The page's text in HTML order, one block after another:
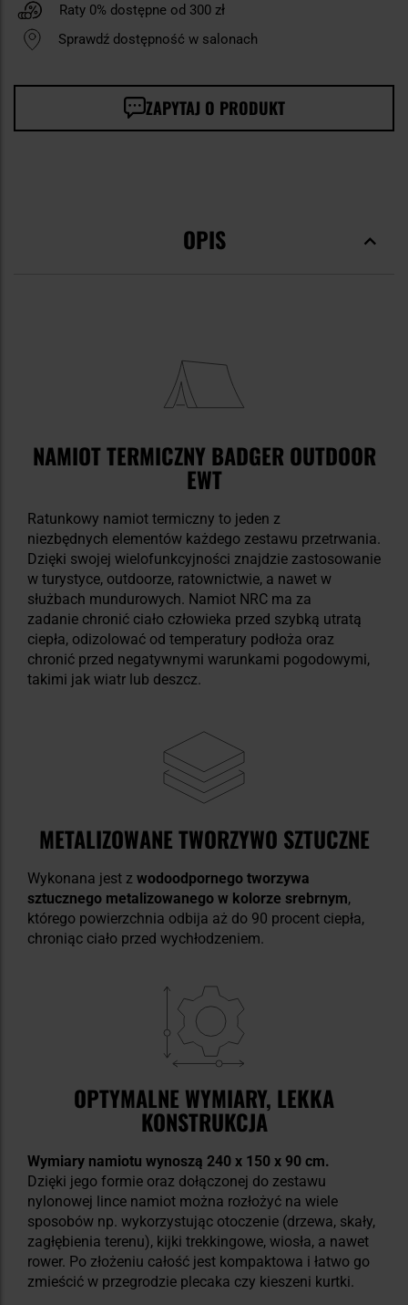
Raty 0% dostępne od 300 zł
Sprawdź dostępność w salonach
ZAPYTAJ O PRODUKT
OPIS
NAMIOT TERMICZNY BADGER OUTDOOR
EWT
Ratunkowy namiot termiczny to jeden z
niezbędnych elementów każdego zestawu przetrwania.
Dzięki swojej wielofunkcyjności znajdzie zastosowanie
w turystyce, outdoorze, ratownictwie, a nawet w
służbach mundurowych. Namiot NRC ma za
zadanie chronić ciało człowieka przed szybką utratą
ciepła, odizolować od temperatury podłoża oraz
chronić przed negatywnymi warunkami pogodowymi,
takimi jak wiatr lub deszcz.
METALIZOWANE TWORZYWO SZTUCZNE
Wykonana jest z wodoodpornego tworzywa
sztucznego metalizowanego w kolorze srebrnym,
którego powierzchnia odbija aż do 90 procent ciepła,
chroniąc ciało przed wychłodzeniem.
OPTYMALNE WYMIARY, LEKKA
KONSTRUKCJA
Wymiary namiotu wynoszą 240 x 150 x 90 cm.
Dzięki jego formie oraz dołączonej do zestawu
nylonowej lince namiot można rozłożyć na wiele
sposobów np. wykorzystując otoczenie (drzewa, skały,
zagłębienia terenu), kijki trekkingowe, wiosła, a nawet
rower. Po złożeniu całość jest kompaktowa i łatwo go
zmieścić w przegrodzie plecaka czy kieszeni kurtki.